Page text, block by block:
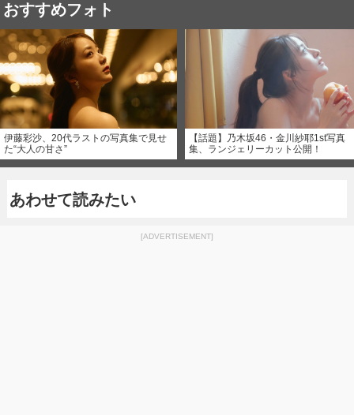
おすすめフォト
伊藤彩沙、20代ラストの写真集で見せ
た“大人の甘さ”
【話題】乃木坂46・金川紗耶1st写真
集、ランジェリーカット公開！
あわせて読みたい
[ADVERTISEMENT]